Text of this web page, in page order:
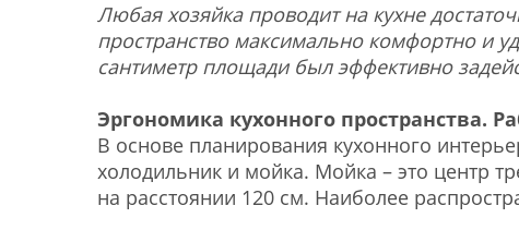
Любая хозяйка проводит на кухне
пространство максимально комфортно и
сантиметр площади был эффективно
Эргономика кухонного пространства.
В основе планирования кухонного
холодильник и мойка. Мойка – это центр
на расстоянии 120 см. Наиболее